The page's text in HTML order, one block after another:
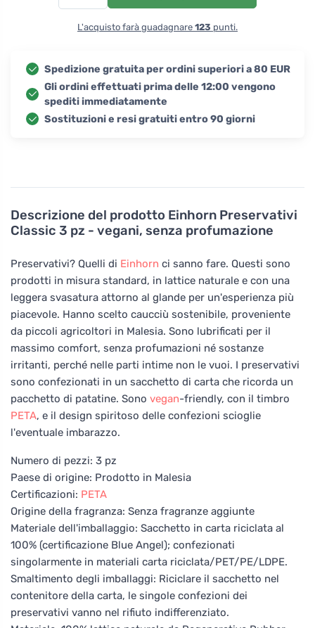
Descrizione del prodotto Einhorn Preservativi
Classic 3 pz - vegani, senza profumazione
Preservativi? Quelli di Einhorn ci sanno fare. Questi sono
prodotti in misura standard, in lattice naturale e con una
leggera svasatura attorno al glande per un'esperienza più
piacevole. Hanno scelto caucciù sostenibile, proveniente
da piccoli agricoltori in Malesia. Sono lubrificati per il
massimo comfort, senza profumazioni né sostanze
irritanti, perché nelle parti intime non le vuoi. I preservativi
sono confezionati in un sacchetto di carta che ricorda un
pacchetto di patatine. Sono vegan-friendly, con il timbro
PETA, e il design spiritoso delle confezioni scioglie
l'eventuale imbarazzo.
Numero di pezzi: 3 pz
Paese di origine: Prodotto in Malesia
Certificazioni: PETA
Origine della fragranza: Senza fragranze aggiunte
Materiale dell'imballaggio: Sacchetto in carta riciclata al
100% (certificazione Blue Angel); confezionati
singolarmente in materiali carta riciclata/PET/PE/LDPE.
Smaltimento degli imballaggi: Riciclare il sacchetto nel
contenitore della carta, le singole confezioni dei
preservativi vanno nel rifiuto indifferenziato.
L'acquisto farà guadagnare 123 punti.
Spedizione gratuita per ordini superiori a 80 EUR
Gli ordini effettuati prima delle 12:00 vengono
spediti immediatamente
Sostituzioni e resi gratuiti entro 90 giorni